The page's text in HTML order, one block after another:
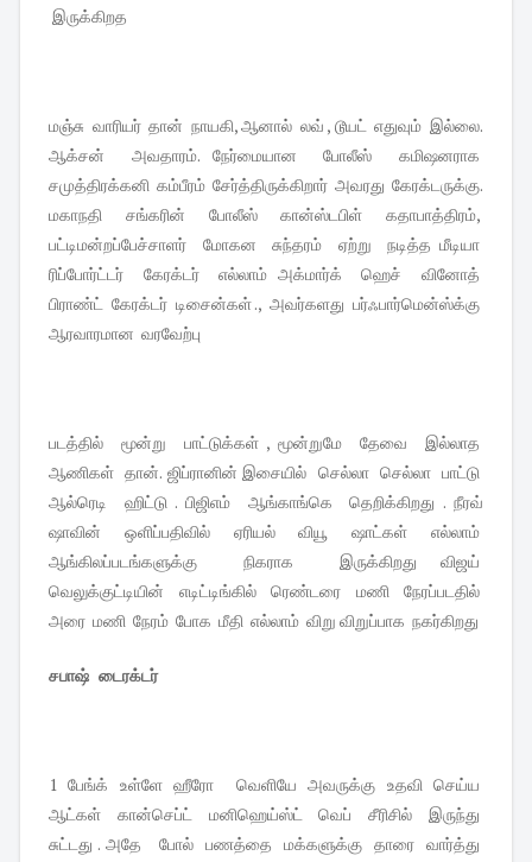
இருக்கிறத
மஞ்சு வாரியர் தான் நாயகி, ஆனால் லவ் , டூயட் எதுவும் இல்லை.
ஆக்சன் அவதாரம். நேர்மையான போலீஸ் கமிஷனராக
சமுத்திரக்கனி கம்பீரம் சேர்த்திருக்கிறார் அவரது கேரக்டருக்கு.
மகாநதி சங்கரின் போலீஸ் கான்ஸ்டபிள் கதாபாத்திரம்,
பட்டிமன்றப்பேச்சாளர் மோகன சுந்தரம் ஏற்று நடித்த மீடியா
ரிப்போர்ட்டர் கேரக்டர் எல்லாம் அக்மார்க் ஹெச் வினோத்
பிராண்ட் கேரக்டர் டிசைன்கள் ., அவர்களது பர்ஃபார்மென்ஸ்க்கு
ஆரவாரமான வரவேற்பு
படத்தில் மூன்று பாட்டுக்கள் , மூன்றுமே தேவை இல்லாத
ஆணிகள் தான். ஜிப்ரானின் இசையில் செல்லா செல்லா பாட்டு
ஆல்ரெடி ஹிட்டு . பிஜிஎம் ஆங்காங்கெ தெறிக்கிறது . நீரவ்
ஷாவின் ஒளிப்பதிவில் ஏரியல் வியூ ஷாட்கள் எல்லாம்
ஆங்கிலப்படங்களுக்கு நிகராக இருக்கிறது விஜய்
வெலுக்குட்டியின் எடிட்டிங்கில் ரெண்டரை மணி நேரப்படதில்
அரை மணி நேரம் போக மீதி எல்லாம் விறு விறுப்பாக நகர்கிறது
சபாஷ் டைரக்டர்
1 பேங்க் உள்ளே ஹீரோ வெளியே அவருக்கு உதவி செய்ய
ஆட்கள் கான்செப்ட் மனிஹெய்ஸ்ட் வெப் சீரிசில் இருந்து
சுட்டது . அதே போல் பணத்தை மக்களுக்கு தாரை வார்த்து